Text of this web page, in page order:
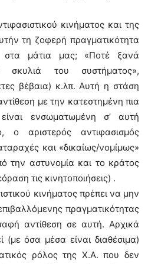
κινήματος και της
τη ζοφερή πραγματικότητα
στα μάτια μας; «Ποτέ ξανά
του συστήματος»,
βέβαια) κ.λπ. Αυτή η στάση
με την κατεστημένη πια
ενσωματωμένη σ’ αυτή
αριστερός αντιφασισμός
και «δικαίως/νομίμως»
την αστυνομία και το κράτος
τις κινητοποιήσεις) .
κινήματος πρέπει να μην
πραγματικότητας
αντίθεση σε αυτή. Αρχικά
(με όσα μέσα είναι διαθέσιμα)
ρόλος της Χ.Α. που δεν